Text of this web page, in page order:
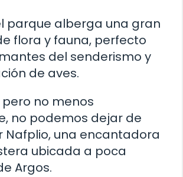
parque alberga una gran
flora y fauna, perfecto
del senderismo y
de aves.
pero no menos
no podemos dejar de
Nafplio, una encantadora
ubicada a poca
Argos.